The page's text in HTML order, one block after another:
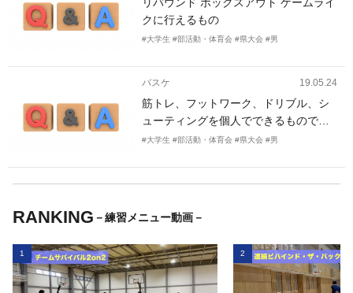
は練習レベルを落とさない練習がした
い
リバウンド ボックスアウト ゲームライ
クに行えるもの
#大学生 #部活動・体育会 #県大会 #男
バスケ 19.05.24
筋トレ、フットワーク、ドリブル、シ
ューティングを個人でできるもので組
んでほしいです。走ってジャンプスト
#大学生 #部活動・体育会 #県大会 #男
RANKING －練習メニュー動画－
1 2